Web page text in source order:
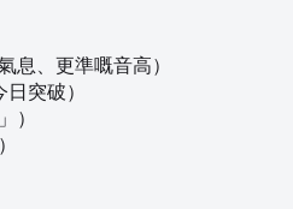
息、更準嘅音高）
突破）
）